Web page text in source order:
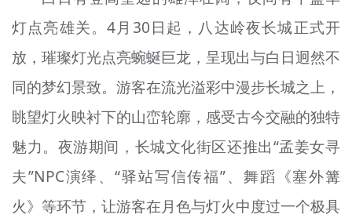
灯点亮雄关。4月30日起，八达岭夜长城正式开
放，璀璨灯光点亮蜿蜒巨龙，呈现出与白日迥然不
同的梦幻景致。游客在流光溢彩中漫步长城之上，
眺望灯火映衬下的山峦轮廓，感受古今交融的独特
魅力。夜游期间，长城文化街区还推出“孟姜女寻
夫”NPC演绎、“驿站写信传福”、舞蹈《塞外篝
火》等环节，让游客在月色与灯火中度过一个极具